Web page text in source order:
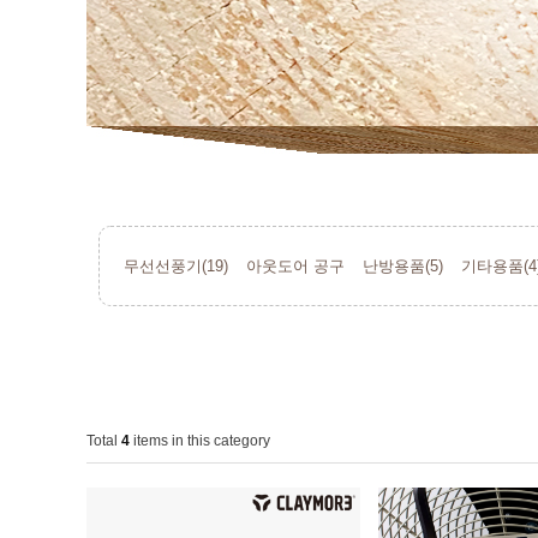
무선선풍기(19) 아웃도어 공구 난방용품(5) 기타용품
Total 4 items in this category